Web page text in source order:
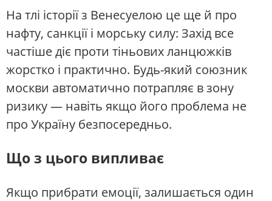
На тлі історії з Венесуелою це ще й про
нафту, санкції і морську силу: Захід все
частіше діє проти тіньових ланцюжків
жорстко і практично. Будь-який союзник
москви автоматично потрапляє в зону
ризику — навіть якщо його проблема не
про Україну безпосередньо.
Що з цього випливає
Якщо прибрати емоції, залишається один